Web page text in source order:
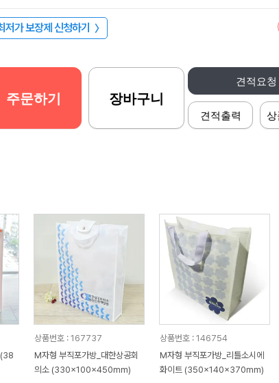
저가 보장제 신청하기 〉
견적요청
견적출력 상
주문하기 장바구니
(38
상품번호 : 167737
M자형 부직포가방_대한상공회
의소 (330x100x450mm)
상품번호 : 146754
M자형 부직포가방_리틀소시에
화이트 (350x140x370mm)